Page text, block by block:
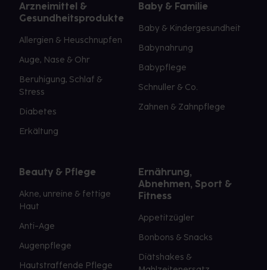
Arzneimittel &
Gesundheitsprodukte
Allergien & Heuschnupfen
Auge, Nase & Ohr
Beruhigung, Schlaf &
Stress
Diabetes
Erkältung
Baby & Familie
Baby & Kindergesundheit
Babynahrung
Babypflege
Schnuller & Co.
Zahnen & Zahnpflege
Beauty & Pflege
Akne, unreine & fettige
Haut
Anti-Age
Augenpflege
Hautstraffende Pflege
Ernährung,
Abnehmen, Sport &
Fitness
Appetitzügler
Bonbons & Snacks
Diätshakes &